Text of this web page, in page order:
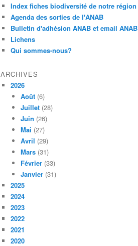
Index fiches biodiversité de notre région
Agenda des sorties de l'ANAB
Bulletin d'adhésion ANAB et email ANAB
Lichens
Qui sommes-nous?
ARCHIVES
2026
Août (6)
Juillet (28)
Juin (26)
Mai (27)
Avril (29)
Mars (31)
Février (33)
Janvier (31)
2025
2024
2023
2022
2021
2020